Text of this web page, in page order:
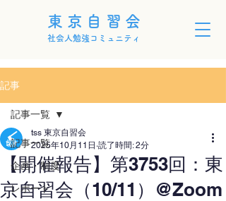
東京自習会
社会人勉強コミュニティ
記事
記事一覧
企画・制度
レポート
記事一覧
【開催報告】第3753回：東
京自習会（10/11）@Zoom
tss 東京自習会
2025年10月11日 読了時間: 2分